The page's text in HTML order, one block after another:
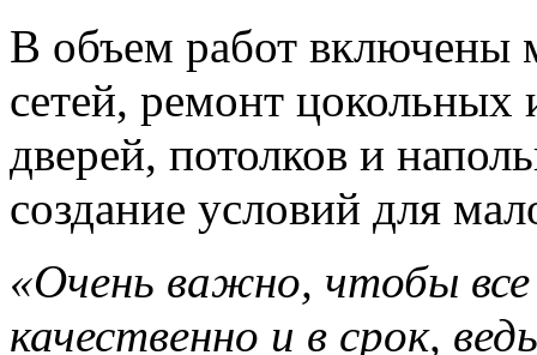
В объем работ включены
сетей, ремонт
дверей, потолков и
создание условий для
«Очень важно, чтобы
качественно и в срок,